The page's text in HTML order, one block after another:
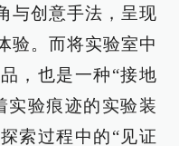
与创意手法，呈现
验。而将实验室中
，也是一种“接地
实验痕迹的实验装
索过程中的“见证